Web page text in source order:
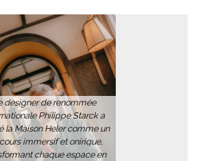
designer de renommée
Philippe Starck a
la Maison Heler comme un
immersif et onirique,
chaque espace en